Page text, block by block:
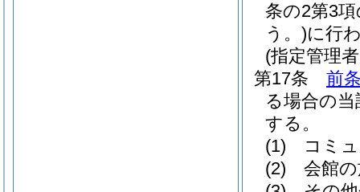
条の2第3
う。)に行
(指定管理
第17条
前
る場合の
する。
(1)
コミ
(2)
会館